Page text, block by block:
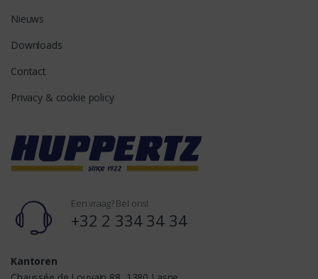
Nieuws
Downloads
Contact
Privacy & cookie policy
Een vraag? Bel ons!
+32 2 334 34 34
Kantoren